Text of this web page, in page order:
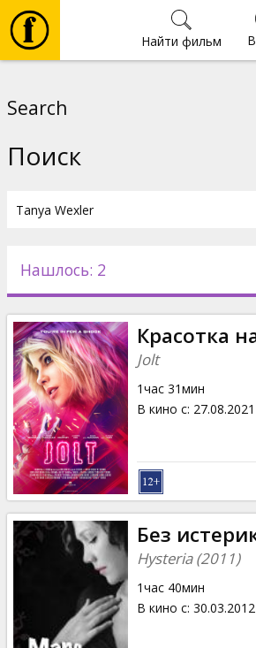
Найти фильм
Новости
Подарки
Кинозакуски
B2B
Клуб
Search
Поиск
Нашлось: 2
Красотка
Jolt
1час 31мин
В кино с: 27.08.2021
Без
Hysteria (2011)
1час 40мин
В кино с: 30.03.2012